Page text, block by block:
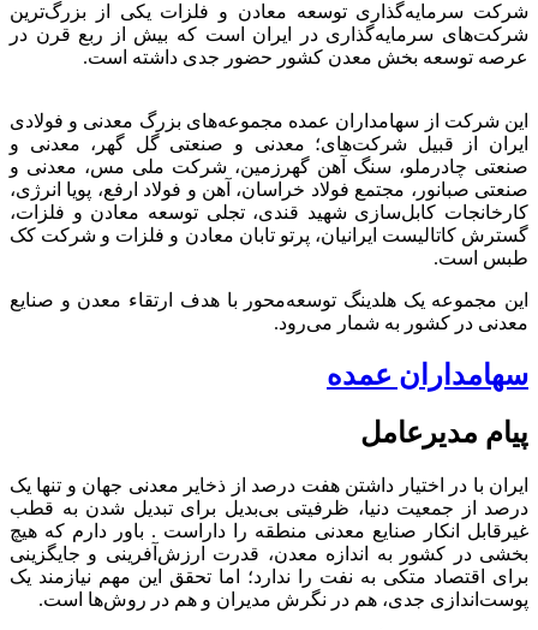
شرکت سرمایه‌گذاری توسعه معادن و فلزات یکی از بزرگ‌ترین
شرکت‌های سرمایه‌گذاری در ایران است که بیش از ربع قرن در
عرصه توسعه بخش معدن کشور حضور جدی داشته است.
این شرکت از سهامداران عمده مجموعه‌های بزرگ معدنی و فولادی
ایران از قبیل شرکت‌های؛ معدنی و صنعتی گل گهر، معدنی و
صنعتی چادرملو، سنگ آهن گهرزمین، شرکت ملی مس، معدنی و
صنعتی صبانور، مجتمع فولاد خراسان، آهن و فولاد ارفع، پویا انرژی،
کارخانجات کابل‌سازی شهید قندی، تجلی توسعه معادن و فلزات،
گسترش کاتالیست ایرانیان، پرتو تابان معادن و فلزات و شرکت کک
طبس است.
این مجموعه یک هلدینگ توسعه‌محور با هدف ارتقاء معدن و صنایع
معدنی در کشور به شمار می‌رود.
سهامداران عمده
پیام مدیرعامل
ایران با در اختیار داشتن هفت درصد از ذخایر معدنی جهان و تنها یک
درصد از جمعیت دنیا، ظرفیتی بی‌بدیل برای تبدیل شدن به قطب
غیرقابل انکار صنایع معدنی منطقه را داراست . باور دارم که هیچ
بخشی در کشور به اندازه معدن، قدرت ارزش‌آفرینی و جایگزینی
برای اقتصاد متکی به نفت را ندارد؛ اما تحقق این مهم نیازمند یک
پوست‌اندازی جدی، هم در نگرش مدیران و هم در روش‌ها است.